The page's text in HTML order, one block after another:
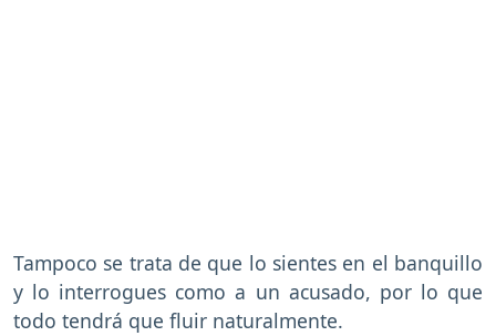
Tampoco se trata de que lo sientes en el banquillo
y lo interrogues como a un acusado, por lo que
todo tendrá que fluir naturalmente.